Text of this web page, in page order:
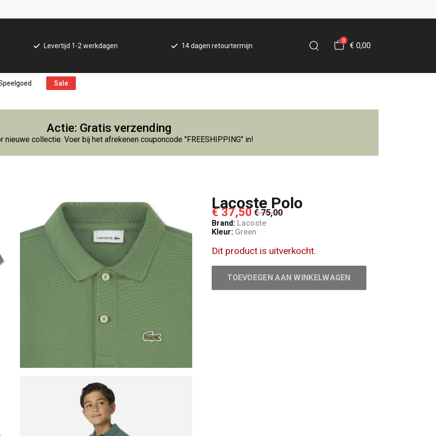
Levertijd 1-2 werkdagen 14 dagen retourtermijn
0
€ 0,00
Sale
Actie: Gratis verzending
nieuwe collectie. Voer bij het afrekenen couponcode "FREESHIPPING" in!
Lacoste Polo
€ 37,50 € 75,00
Brand: Lacoste
Kleur: Green
Dit product is uitverkocht.
TOEVOEGEN AAN WINKELWAGEN